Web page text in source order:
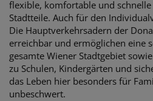
flexible, komfortable und
Stadtteile. Auch für den
Die Hauptverkehrsadern der
erreichbar und ermöglichen eine
gesamte Wiener Stadtgebiet
zu Schulen, Kindergärten und
das Leben hier besonders für
unbeschwert.